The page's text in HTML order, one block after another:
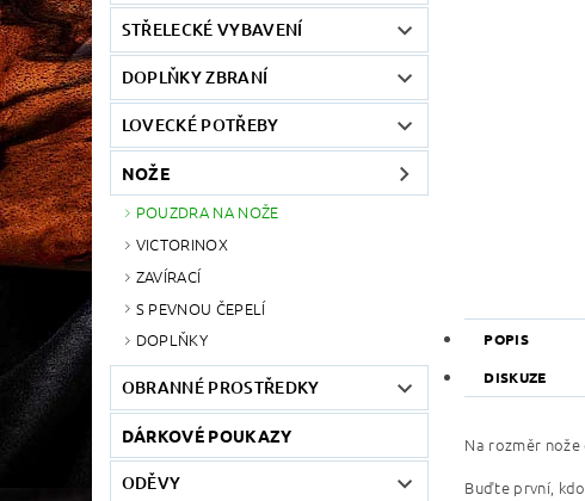
STŘELECKÉ VYBAVENÍ
DOPLŇKY ZBRANÍ
LOVECKÉ POTŘEBY
NOŽE
POUZDRA NA NOŽE
VICTORINOX
ZAVÍRACÍ
S PEVNOU ČEPELÍ
DOPLŇKY
OBRANNÉ PROSTŘEDKY
DÁRKOVÉ POUKAZY
ODĚVY
POPIS
DISKUZE
Na rozměr nože
Buďte první,